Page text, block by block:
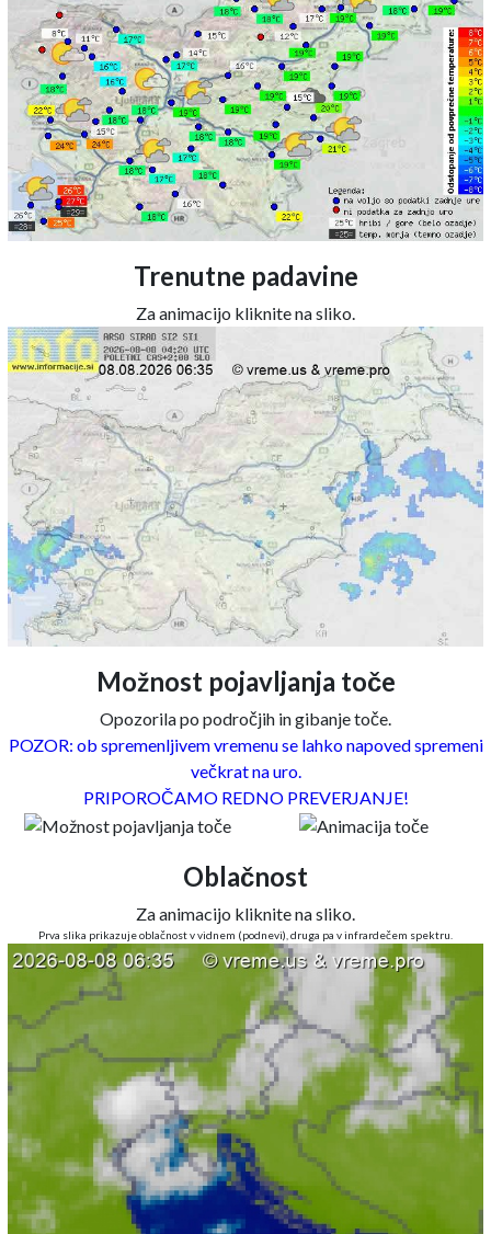
Trenutne padavine
Za animacijo kliknite na sliko.
Možnost pojavljanja toče
Opozorila po področjih in gibanje toče.
POZOR: ob spremenljivem vremenu se lahko napoved spremeni
večkrat na uro.
PRIPOROČAMO REDNO PREVERJANJE!
Oblačnost
Za animacijo kliknite na sliko.
Prva slika prikazuje oblačnost v vidnem (podnevi), druga pa v infrardečem spektru.